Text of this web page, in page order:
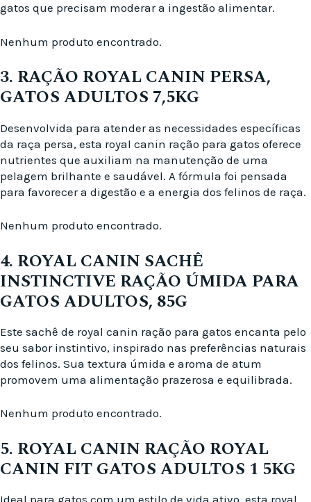
gatos que precisam moderar a ingestão alimentar.
Nenhum produto encontrado.
3. RAÇÃO ROYAL CANIN PERSA,
GATOS ADULTOS 7,5KG
Desenvolvida para atender as necessidades específicas
da raça persa, esta royal canin ração para gatos oferece
nutrientes que auxiliam na manutenção de uma
pelagem brilhante e saudável. A fórmula foi pensada
para favorecer a digestão e a energia dos felinos de raça.
Nenhum produto encontrado.
4. ROYAL CANIN SACHÊ
INSTINCTIVE RAÇÃO ÚMIDA PARA
GATOS ADULTOS, 85G
Este sachê de royal canin ração para gatos encanta pelo
seu sabor instintivo, inspirado nas preferências naturais
dos felinos. Sua textura úmida e aroma de atum
promovem uma alimentação prazerosa e equilibrada.
Nenhum produto encontrado.
5. ROYAL CANIN RAÇÃO ROYAL
CANIN FIT GATOS ADULTOS 1 5KG